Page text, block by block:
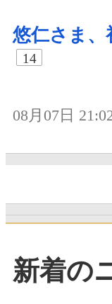
悠仁さま、
14
08月07日
新着の